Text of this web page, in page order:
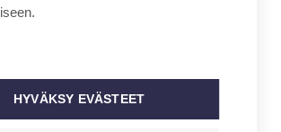
–
rajallisesti
tarjoamme paljon
HYVÄKSY EVÄSTEET